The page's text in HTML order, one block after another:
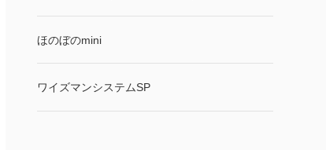
ほのぼのmini
ワイズマンシステムSP